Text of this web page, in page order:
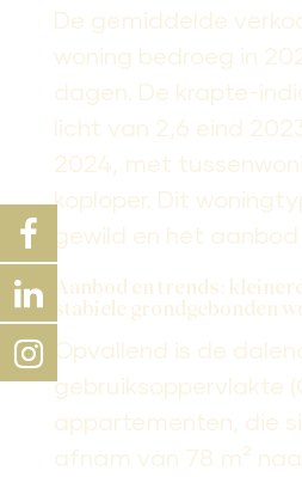
De gemiddelde
woning bedroeg in
dagen. De krapte-
licht van 2,6 eind
2024, met
koploper. Dit
gewild en het
Aanbod en trends:
stabiele grondgebonden
Opvallend is de
gebruiksoppervlakte
appartementen, die
afnam van 78 m²